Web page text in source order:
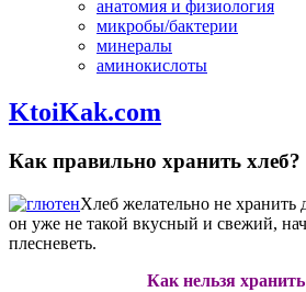
анатомия и физиология
микробы/бактерии
минералы
аминокислоты
KtoiKak.com
Как правильно хранить хлеб?
Хлеб желательно не
он уже не такой вкусный и свежий,
плесневеть.
Как нельзя